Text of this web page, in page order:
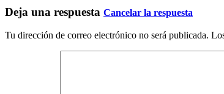
Deja una respuesta Cancelar la respuesta
Tu dirección de correo electrónico no será publicada.